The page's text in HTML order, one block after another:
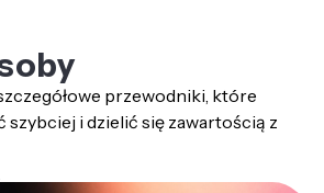
z największych zalet
jest możliwość wypróbowania
kolorów i łatwego wprowadzania
przewodniki, które
szybciej i dzielić się zawartością z